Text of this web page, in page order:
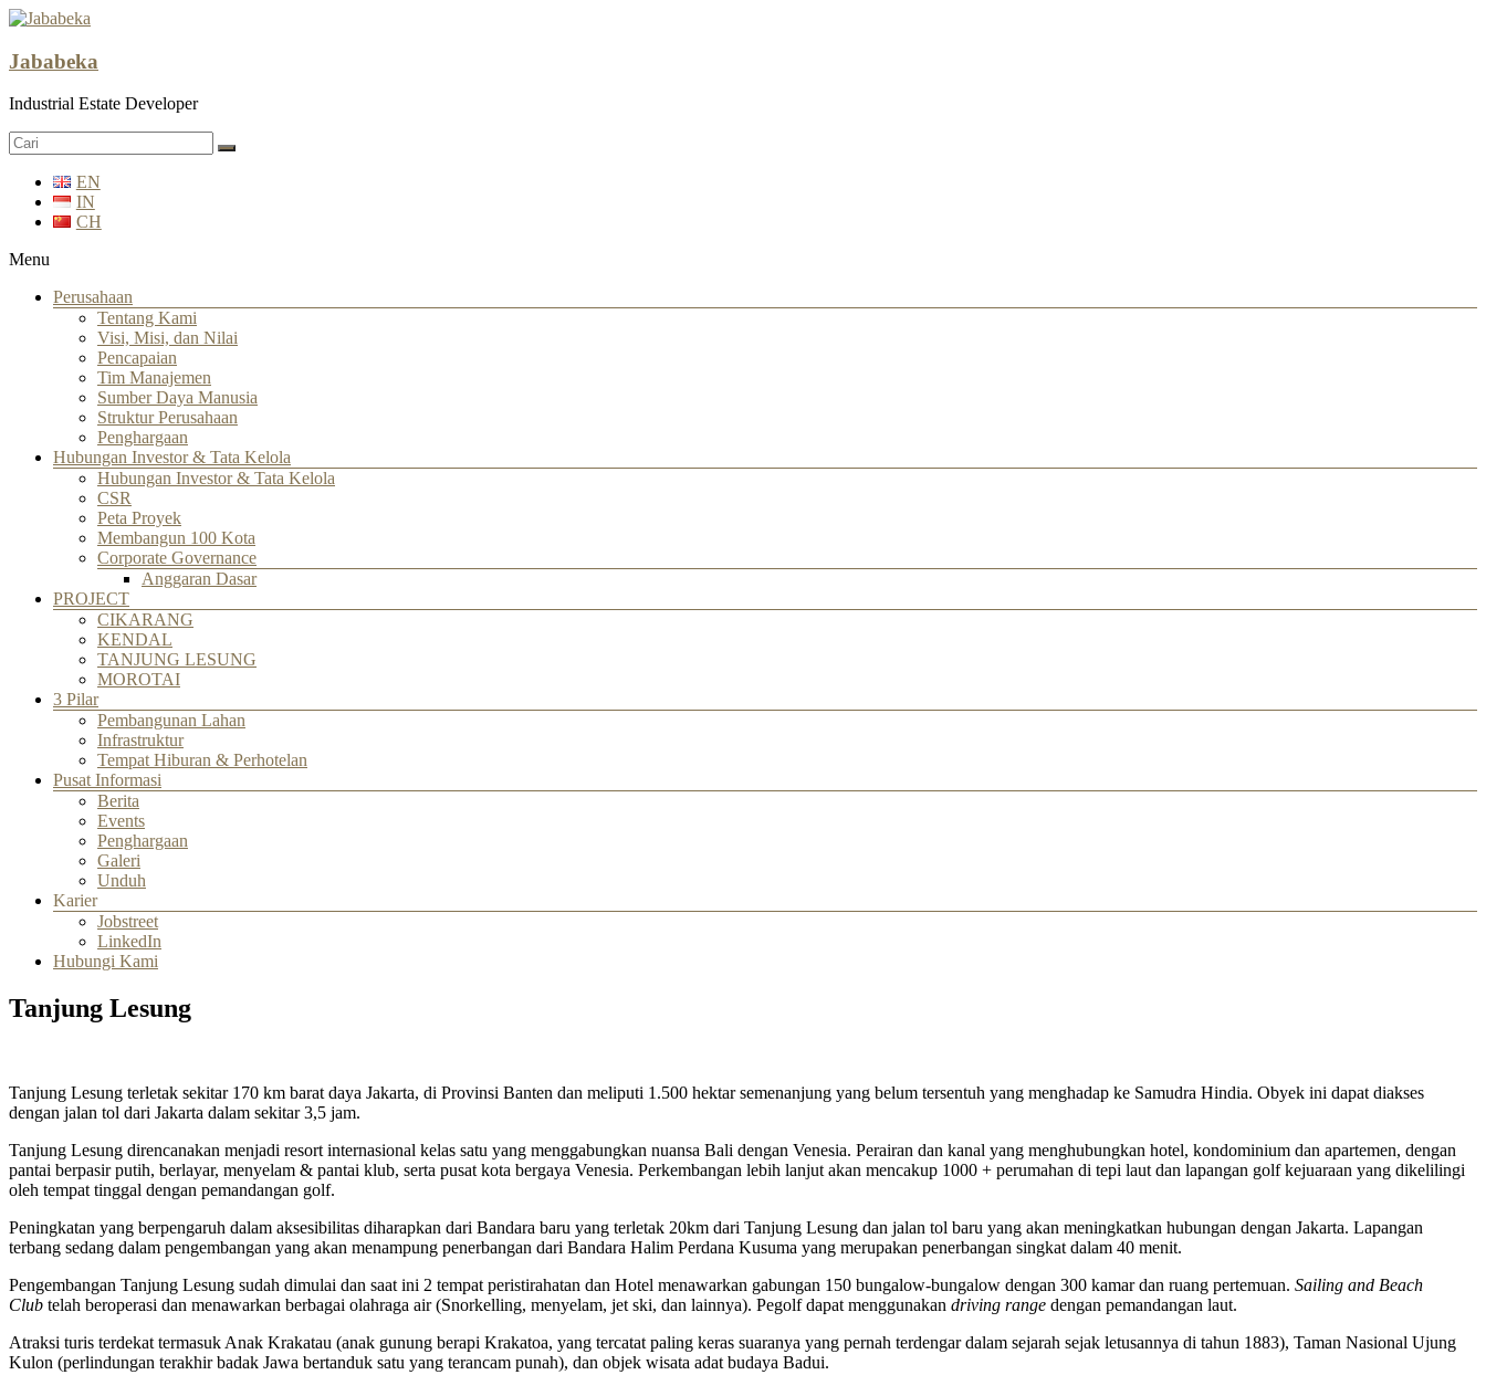
Jababeka
Industrial Estate Developer
EN
IN
CH
Menu
Perusahaan
Tentang Kami
Visi, Misi, dan Nilai
Pencapaian
Tim Manajemen
Sumber Daya Manusia
Struktur Perusahaan
Penghargaan
Hubungan Investor & Tata Kelola
Hubungan Investor & Tata Kelola
CSR
Peta Proyek
Membangun 100 Kota
Corporate Governance
Anggaran Dasar
PROJECT
CIKARANG
KENDAL
TANJUNG LESUNG
MOROTAI
3 Pilar
Pembangunan Lahan
Infrastruktur
Tempat Hiburan & Perhotelan
Pusat Informasi
Berita
Events
Penghargaan
Galeri
Unduh
Karier
Jobstreet
LinkedIn
Hubungi Kami
Tanjung Lesung
Tanjung Lesung terletak sekitar 170 km barat daya Jakarta, di Provinsi Banten dan meliputi 1.500 hektar semenanjung yang belum tersentuh yang menghadap ke Samudra Hindia. Obyek ini dapat diakses
dengan jalan tol dari Jakarta dalam sekitar 3,5 jam.
Tanjung Lesung direncanakan menjadi resort internasional kelas satu yang menggabungkan nuansa Bali dengan Venesia. Perairan dan kanal yang menghubungkan hotel, kondominium dan apartemen, dengan
pantai berpasir putih, berlayar, menyelam & pantai klub, serta pusat kota bergaya Venesia. Perkembangan lebih lanjut akan mencakup 1000 + perumahan di tepi laut dan lapangan golf kejuaraan yang dikelilingi
oleh tempat tinggal dengan pemandangan golf.
Peningkatan yang berpengaruh dalam aksesibilitas diharapkan dari Bandara baru yang terletak 20km dari Tanjung Lesung dan jalan tol baru yang akan meningkatkan hubungan dengan Jakarta. Lapangan
terbang sedang dalam pengembangan yang akan menampung penerbangan dari Bandara Halim Perdana Kusuma yang merupakan penerbangan singkat dalam 40 menit.
Pengembangan Tanjung Lesung sudah dimulai dan saat ini 2 tempat peristirahatan dan Hotel menawarkan gabungan 150 bungalow-bungalow dengan 300 kamar dan ruang pertemuan. Sailing and Beach
Club telah beroperasi dan menawarkan berbagai olahraga air (Snorkelling, menyelam, jet ski, dan lainnya). Pegolf dapat menggunakan driving range dengan pemandangan laut.
Atraksi turis terdekat termasuk Anak Krakatau (anak gunung berapi Krakatoa, yang tercatat paling keras suaranya yang pernah terdengar dalam sejarah sejak letusannya di tahun 1883), Taman Nasional Ujung
Kulon (perlindungan terakhir badak Jawa bertanduk satu yang terancam punah), dan objek wisata adat budaya Badui.